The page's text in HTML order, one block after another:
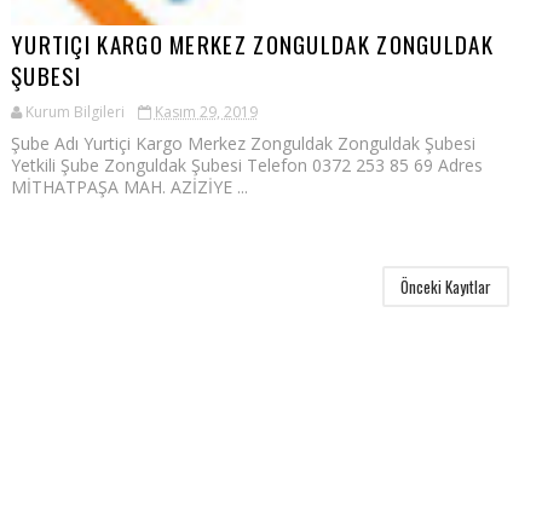
YURTIÇI KARGO MERKEZ ZONGULDAK ZONGULDAK
ŞUBESI
Kurum Bilgileri Kasım 29, 2019
Şube Adı Yurtiçi Kargo Merkez Zonguldak Zonguldak Şubesi
Yetkili Şube Zonguldak Şubesi Telefon 0372 253 85 69 Adres
MİTHATPAŞA MAH. AZİZİYE ...
Önceki Kayıtlar